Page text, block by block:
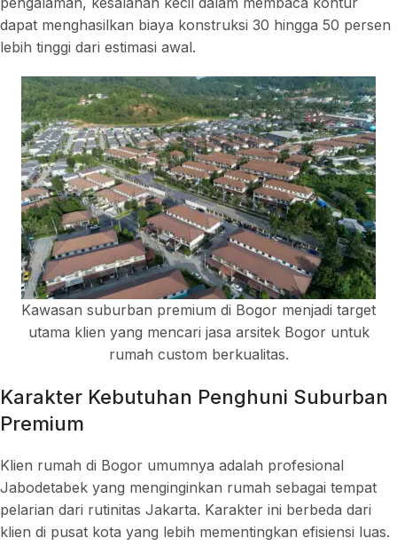
dapat menghasilkan biaya konstruksi 30 hingga 50 persen
lebih tinggi dari estimasi awal.
Kawasan suburban premium di Bogor menjadi target
utama klien yang mencari jasa arsitek Bogor untuk
rumah custom berkualitas.
Karakter Kebutuhan Penghuni Suburban
Premium
Klien rumah di Bogor umumnya adalah profesional
Jabodetabek yang menginginkan rumah sebagai tempat
pelarian dari rutinitas Jakarta. Karakter ini berbeda dari
klien di pusat kota yang lebih mementingkan efisiensi luas.